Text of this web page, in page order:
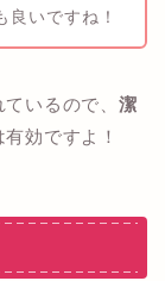
いですね！
いるので、 潔
有効ですよ！